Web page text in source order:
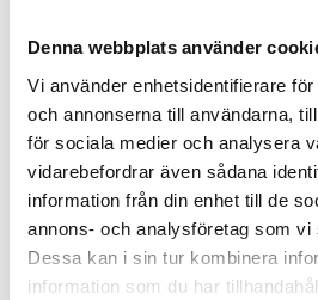
Denna webbplats använder
Vi använder enhetsidentifierare
och annonserna till användarna,
för sociala medier och analysera
vidarebefordrar även sådana
information från din enhet till de
annons- och analysföretag som vi
Dessa kan i sin tur kombinera
information som du har
Vores mest fuldt udstyrede
← 1 2 3 4 5